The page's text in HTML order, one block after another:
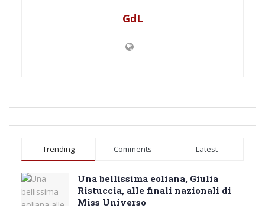
GdL
Trending Comments Latest
Una bellissima eoliana, Giulia
Ristuccia, alle finali nazionali di
Miss Universo